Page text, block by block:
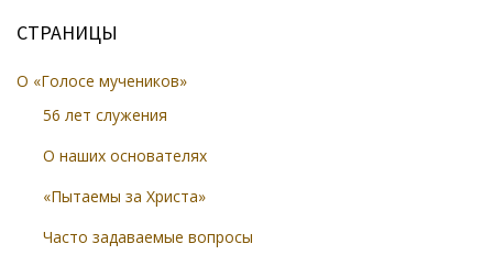
СТРАНИЦЫ
О «Голосе мучеников»
56 лет служения
О наших основателях
«Пытаемы за Христа»
Часто задаваемые вопросы